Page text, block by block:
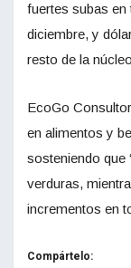
fuertes subas en
diciembre, y
resto de la
EcoGo
en alimentos y
sosteniendo que
verduras,
incrementos en
Compártelo: